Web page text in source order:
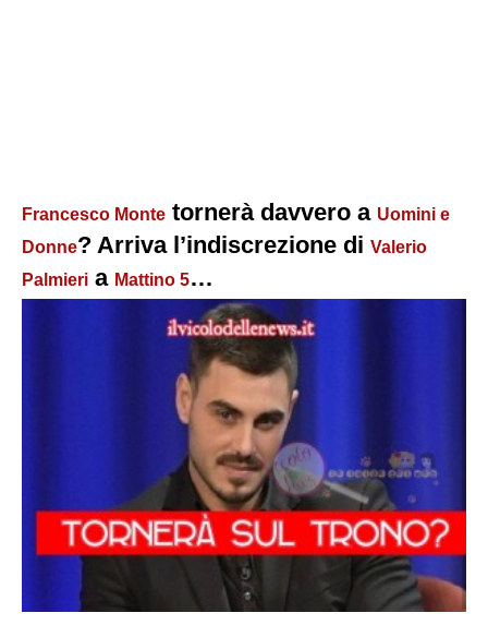
Francesco Monte tornerà davvero a Uomini e
Donne? Arriva l’indiscrezione di Valerio
Palmieri a Mattino 5…